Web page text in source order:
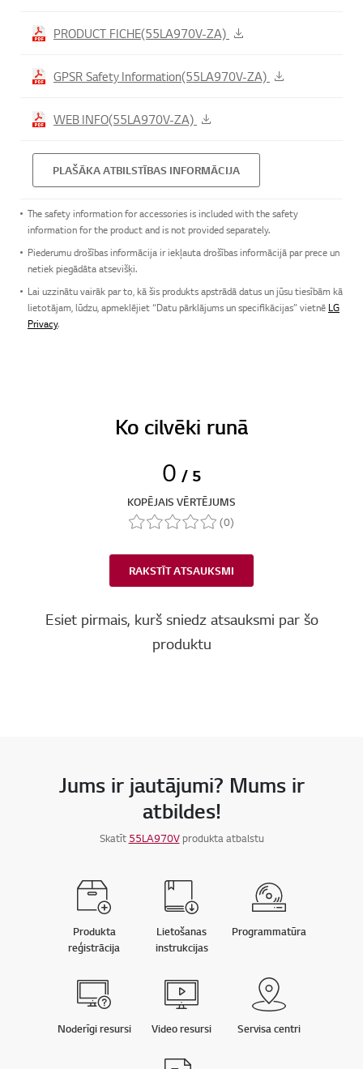
PRODUCT FICHE(55LA970V-ZA)
GPSR Safety Information(55LA970V-ZA)
WEB INFO(55LA970V-ZA)
PLAŠĀKA ATBILSTĪBAS INFORMĀCIJA
The safety information for accessories is included with the safety
information for the product and is not provided separately.
Piederumu drošības informācija ir iekļauta drošības informācijā par prece un
netiek piegādāta atsevišķi.
Lai uzzinātu vairāk par to, kā šis produkts apstrādā datus un jūsu tiesībām kā
lietotājam, lūdzu, apmeklējiet “Datu pārklājums un specifikācijas” vietnē LG
Privacy.
Ko cilvēki runā
0 / 5
KOPĒJAIS VĒRTĒJUMS
(0)
RAKSTĪT ATSAUKSMI
Esiet pirmais, kurš sniedz atsauksmi par šo
produktu
Jums ir jautājumi? Mums ir
atbildes!
Skatīt 55LA970Vprodukta atbalstu
Produkta
reģistrācija
Lietošanas
instrukcijas
Programmatūra
Noderīgi resursi Video resursi Servisa centri